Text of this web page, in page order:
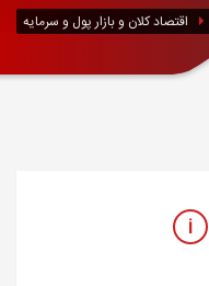
اقتصاد کلان و بازار پول و سرمایه